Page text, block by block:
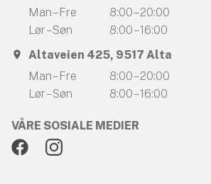
Man – Fre
8:00 – 20:00
Lør – Søn
8:00 – 16:00
Altaveien 425, 9517 Alta
Man – Fre
8:00 – 20:00
Lør – Søn
8:00 – 16:00
VÅRE SOSIALE MEDIER